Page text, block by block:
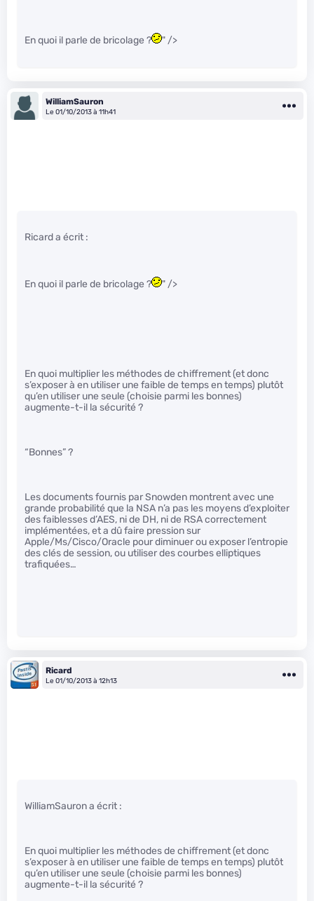
En quoi il parle de bricolage ? " />
WilliamSauron
Le 01/10/2013 à 11h41
Ricard a écrit :
En quoi il parle de bricolage ? " />
En quoi multiplier les méthodes de chiffrement (et donc
s’exposer à en utiliser une faible de temps en temps) plutôt
qu’en utiliser une seule (choisie parmi les bonnes)
augmente-t-il la sécurité ?
“Bonnes” ?
Les documents fournis par Snowden montrent avec une
grande probabilité que la NSA n’a pas les moyens d’exploiter
des faiblesses d’AES, ni de DH, ni de RSA correctement
implémentées, et a dû faire pression sur
Apple/Ms/Cisco/Oracle pour diminuer ou exposer l’entropie
des clés de session, ou utiliser des courbes elliptiques
trafiquées…
Ricard
Le 01/10/2013 à 12h13
WilliamSauron a écrit :
En quoi multiplier les méthodes de chiffrement (et donc
s’exposer à en utiliser une faible de temps en temps) plutôt
qu’en utiliser une seule (choisie parmi les bonnes)
augmente-t-il la sécurité ?